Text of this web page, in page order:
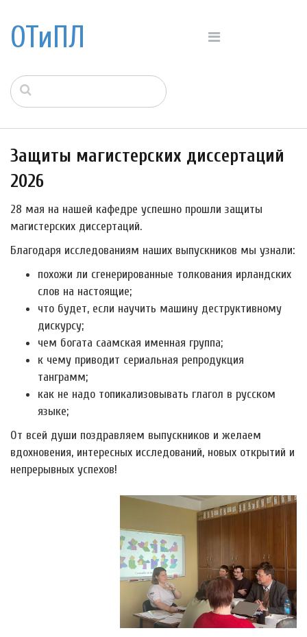
ОТиПЛ
Защиты магистерских диссертаций
2026
28 мая на нашей кафедре успешно прошли защиты
магистерских диссертаций.
Благодаря исследованиям наших выпускников мы узнали:
похожи ли сгенерированные толкования ирландских
слов на настоящие;
что будет, если научить машину деструктивному
дискурсу;
чем богата саамская именная группа;
к чему приводит сериальная репродукция
танграмм;
как не надо топикализовывать глагол в русском
языке;
От всей души поздравляем выпускников и желаем
вдохновения, интересных исследований, новых открытий и
непрерывных успехов!